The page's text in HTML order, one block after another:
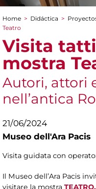
You are here
Home > Didáctica >
Teatro
Visita
mostra
Autori, attori
nell’antica
21/06/2024
Museo dell'Ara Pacis
Visita guidata con
Il Museo dell’Ara Pacis
visitare la mostra